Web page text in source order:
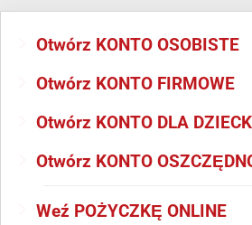
Otwórz KONTO OSOBISTE
Otwórz KONTO FIRMOWE
Otwórz KONTO DLA
Otwórz KONTO
Weź POŻYCZKĘ ONLINE